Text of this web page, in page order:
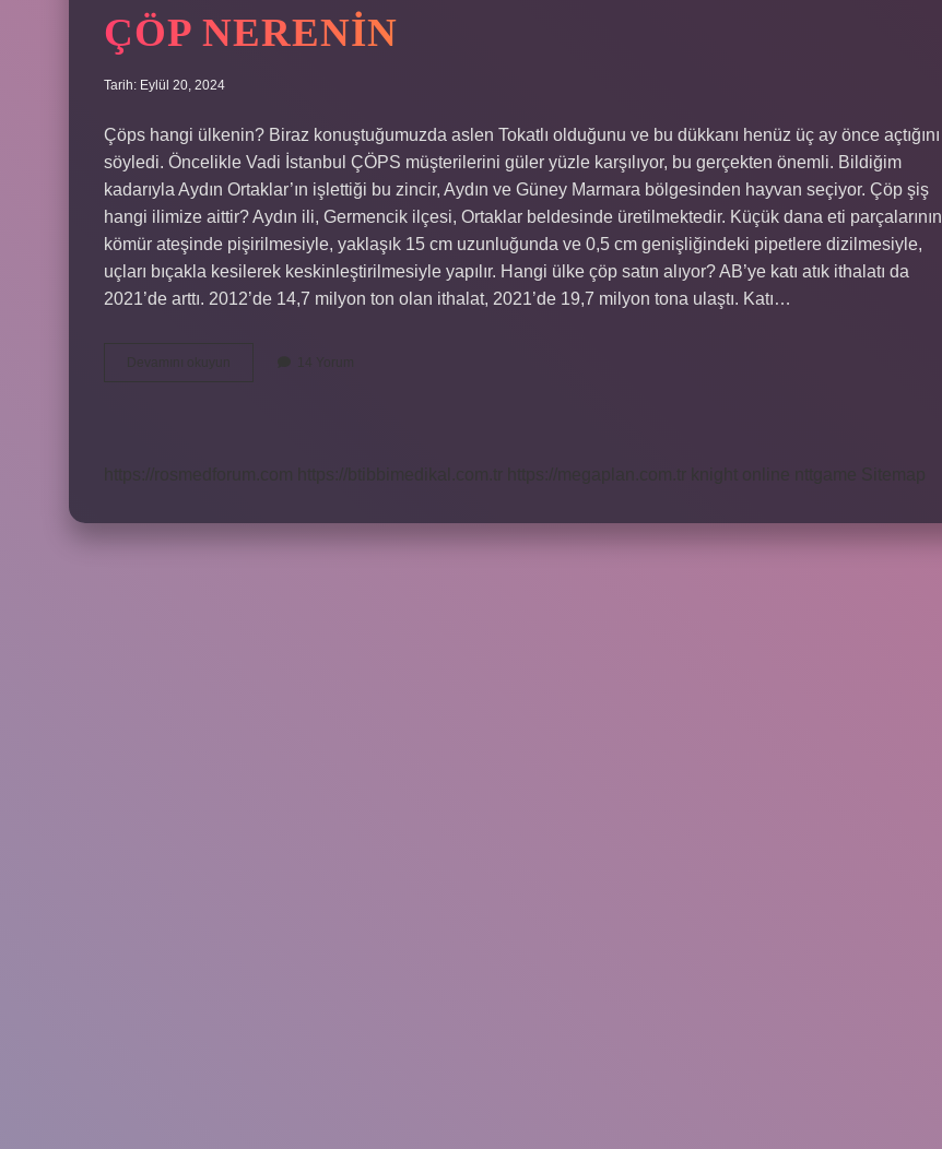
ÇÖP NERENIN
Tarih: Eylül 20, 2024
Çöps hangi ülkenin? Biraz konuştuğumuzda aslen Tokatlı olduğunu ve bu dükkanı henüz üç ay önce açtığını
söyledi. Öncelikle Vadi İstanbul ÇÖPS müşterilerini güler yüzle karşılıyor, bu gerçekten önemli. Bildiğim
kadarıyla Aydın Ortaklar’ın işlettiği bu zincir, Aydın ve Güney Marmara bölgesinden hayvan seçiyor. Çöp şiş
hangi ilimize aittir? Aydın ili, Germencik ilçesi, Ortaklar beldesinde üretilmektedir. Küçük dana eti parçalarının
kömür ateşinde pişirilmesiyle, yaklaşık 15 cm uzunluğunda ve 0,5 cm genişliğindeki pipetlere dizilmesiyle,
uçları bıçakla kesilerek keskinleştirilmesiyle yapılır. Hangi ülke çöp satın alıyor? AB’ye katı atık ithalatı da
2021’de arttı. 2012’de 14,7 milyon ton olan ithalat, 2021’de 19,7 milyon tona ulaştı. Katı…